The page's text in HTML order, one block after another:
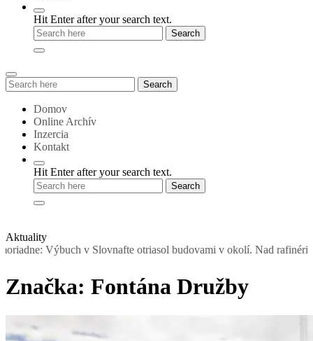
Hit Enter after your search text.
Search
for:
Search
Domov
Online Archív
Inzercia
Kontakt
Hit Enter after your search text.
Aktuality
otriasol budovami v okolí. Nad rafinériou stúpal dym,
Značka: Fontána Družby